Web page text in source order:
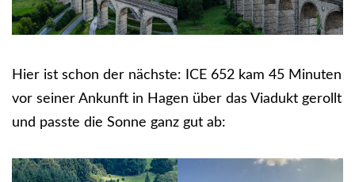
Hier ist schon der nächste: ICE 652 kam 45 Minuten
vor seiner Ankunft in Hagen über das Viadukt gerollt
und passte die Sonne ganz gut ab: